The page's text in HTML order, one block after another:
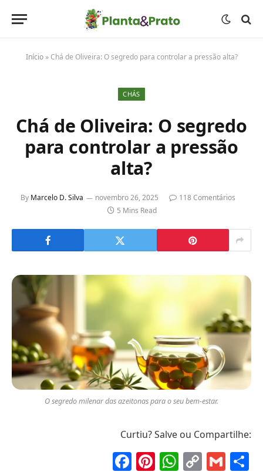
Início»Chá de Oliveira: O segredo para controlar a pressão alta?
CHÁS
Chá de Oliveira: O segredo
para controlar a pressão
alta?
By Marcelo D. Silva novembro 26, 2025
118 Comentários
5 Mins Read
O segredo milenar das azeitonas para o seu bem-estar.
Curtiu? Salve ou Compartilhe:
Facebook
Pinterest
Copy